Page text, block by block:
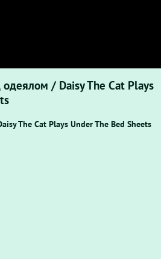
одеялом / Daisy The Cat Plays
The Cat Plays Under The Bed Sheets